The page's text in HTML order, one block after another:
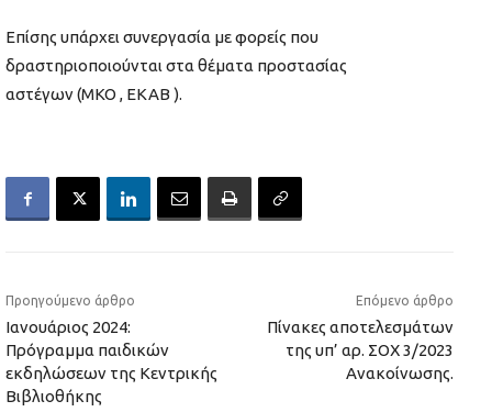
Επίσης υπάρχει συνεργασία με φορείς που
δραστηριοποιούνται στα θέματα προστασίας
αστέγων (ΜΚΟ , ΕΚΑΒ ).
Προηγούμενο άρθρο
Ιανουάριος 2024:
Πρόγραμμα παιδικών
εκδηλώσεων της Κεντρικής
Βιβλιοθήκης
Επόμενο άρθρο
Πίνακες αποτελεσμάτων
της υπ’ αρ. ΣΟΧ 3/2023
Ανακοίνωσης.